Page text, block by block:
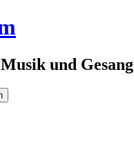
und Gesang